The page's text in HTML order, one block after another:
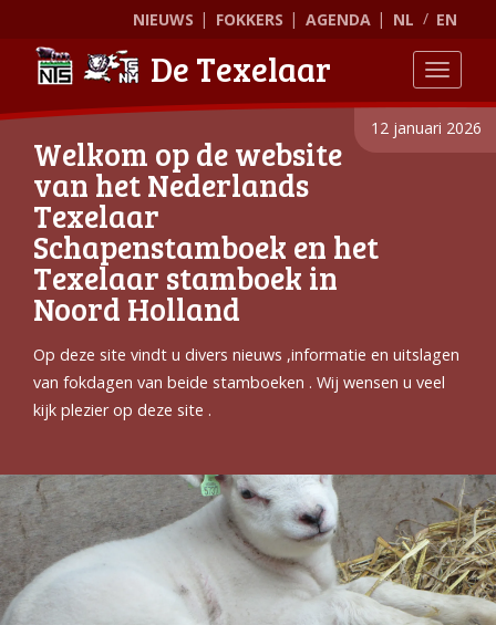
NIEUWS FOKKERS AGENDA NL EN
De Texelaar
12 januari 2026
Welkom op de website
van het Nederlands
Texelaar
Schapenstamboek en het
Texelaar stamboek in
Noord Holland
Op deze site vindt u divers nieuws ,informatie en uitslagen
van fokdagen van beide stamboeken . Wij wensen u veel
kijk plezier op deze site .